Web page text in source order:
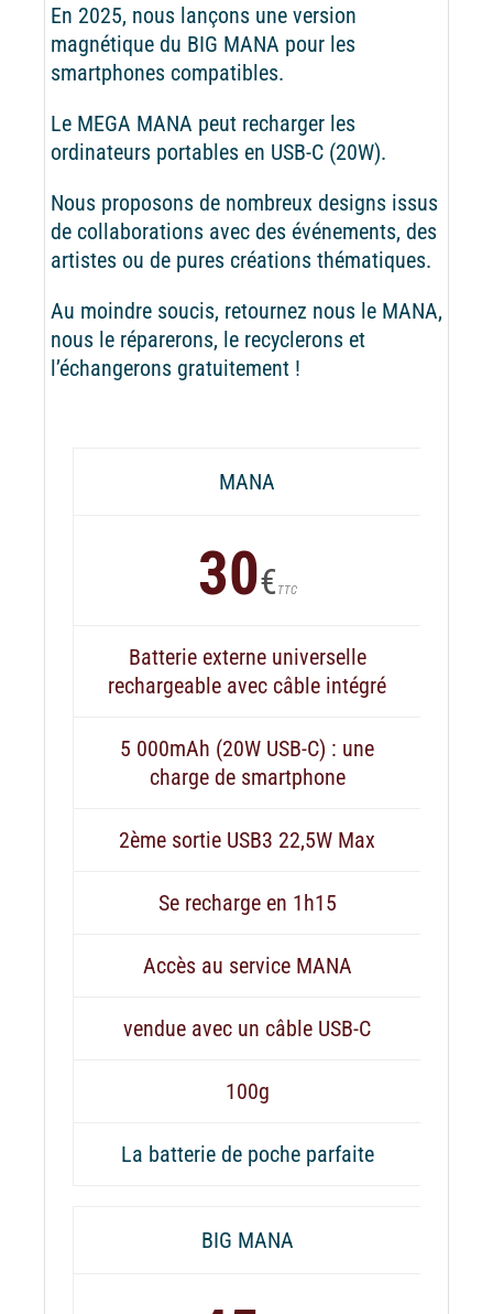
En 2025, nous lançons une version
magnétique du BIG MANA pour les
smartphones compatibles.
Le MEGA MANA peut recharger les
ordinateurs portables en USB-C (20W).
Nous proposons de nombreux designs issus
de collaborations avec des événements, des
artistes ou de pures créations thématiques.
Au moindre soucis, retournez nous le MANA,
nous le réparerons, le recyclerons et
l’échangerons gratuitement !
MANA
30€ TTC
Batterie externe universelle
rechargeable avec câble intégré
5 000mAh (20W USB-C) : une
charge de smartphone
2ème sortie USB3 22,5W Max
Se recharge en 1h15
Accès au service MANA
vendue avec un câble USB-C
100g
La batterie de poche parfaite
BIG MANA